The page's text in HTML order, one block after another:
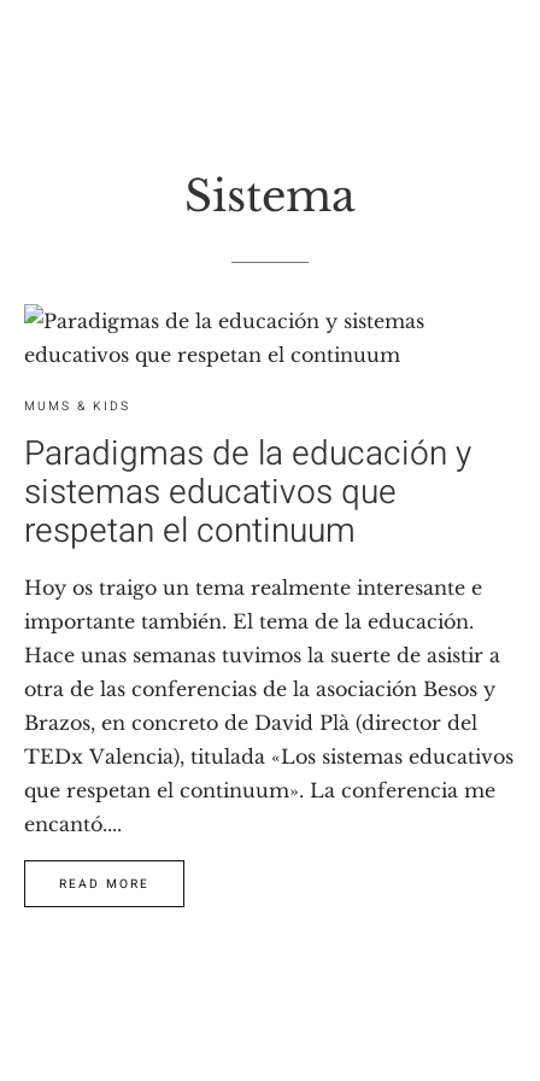
Sistema
MUMS & KIDS
Paradigmas de la educación y
sistemas educativos que
respetan el continuum
Hoy os traigo un tema realmente interesante e
importante también. El tema de la educación.
Hace unas semanas tuvimos la suerte de asistir a
otra de las conferencias de la asociación Besos y
Brazos, en concreto de David Plà (director del
TEDx Valencia), titulada «Los sistemas educativos
que respetan el continuum». La conferencia me
encantó....
READ MORE